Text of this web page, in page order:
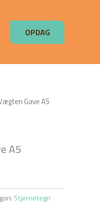
OPDAG
Gave A5
A5
Stjernetegn